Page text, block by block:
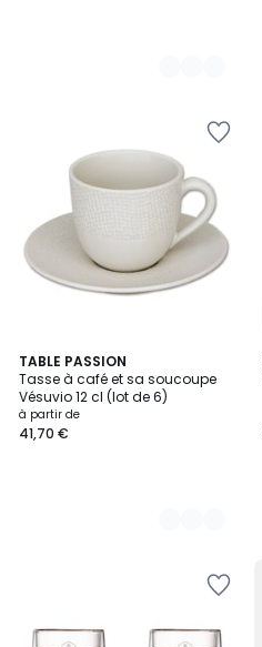
TABLE PASSION
Tasse à café et sa soucoupe
Vésuvio 12 cl (lot de 6)
à partir de
41,70 €
4
Couleurs